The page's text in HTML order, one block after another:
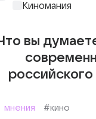
Киномания
вы
российского
мнения #кино